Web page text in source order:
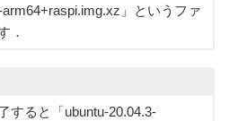
」というファ
．
すると「ubuntu-20.04.3-